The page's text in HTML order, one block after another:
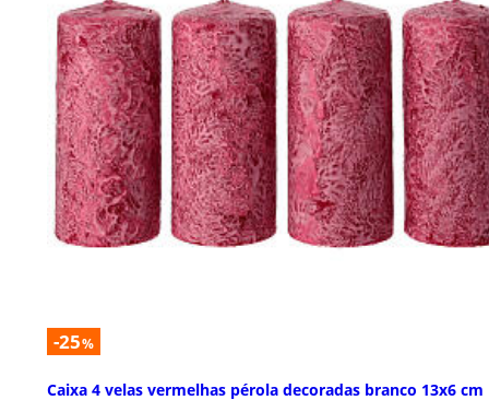
-25%
Caixa 4 velas vermelhas pérola decoradas branco 13x6 cm